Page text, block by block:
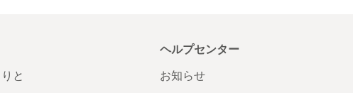
と
ヘルプセンター
お知らせ